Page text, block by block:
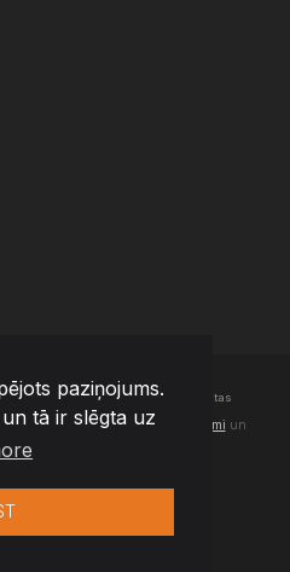
paziņojums.
tā ir slēgta uz
Latvia- Visas tiesības aizsargātas
piekrītat mūsuLietošanas noteikumi un
politika